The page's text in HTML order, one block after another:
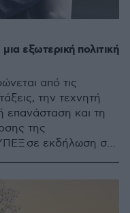
εξωτερική πολιτική
από τις
την τεχνητή
επανάσταση και τη
της
σε εκδήλωση στο